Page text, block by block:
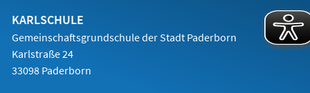
Tab)
KARLSCHULE
Gemeinschaftsgrundschule der Stadt Paderborn
Karlstraße 24
33098 Paderborn